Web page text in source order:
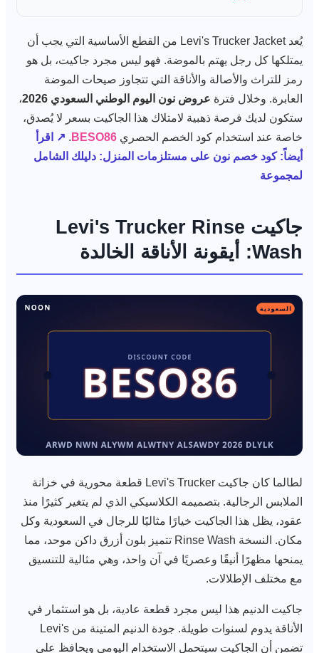
يُعد Levi's Trucker Jacket من القطع الأساسية التي يجب أن
يمتلكها كل رجل يهتم بالموضة. فهو ليس مجرد جاكيت، بل هو
رمز للتراث والأصالة والأناقة التي تتجاوز صيحات الموضة
العابرة. وخلال فترة عروض نون اليوم الوطني السعودي 2026
،
ستكون لديك فرصة ذهبية لامتلاك هذا الجاكيت بسعر لا يُصدق،
خاصة عند استخدام كود الخصم الحصري BESO86
. ↗ اقرأ
أيضاً: كود خصم نون على مستلزمات المنزل: دليلك الشامل
لمجموعة
جاكيت Levi's Trucker Rinse
Wash: أيقونة الأناقة الخالدة
لطالما كان جاكيت Levi's Trucker قطعة محورية في خزانة
الملابس الرجالية. بتصميمه الكلاسيكي الذي لم يتغير كثيرًا منذ
عقود، يظل هذا الجاكيت خيارًا مثاليًا للرجال في السعودية وكل
مكان. النسخة Rinse Wash تتميز بلون أزرق داكن موحد، مما
يمنحها مظهرًا أنيقًا وعصريًا في آن واحد، وهي مثالية للتنسيق
مع مختلف الإطلالات.
جاكيت الدنيم هذا ليس مجرد قطعة عادية، بل هو استثمار في
الأناقة يدوم لسنوات طويلة. جودة الدنيم المتينة من Levi's
تضمن أن الجاكيت سيتحمل الاستخدام اليومي ويحافظ على